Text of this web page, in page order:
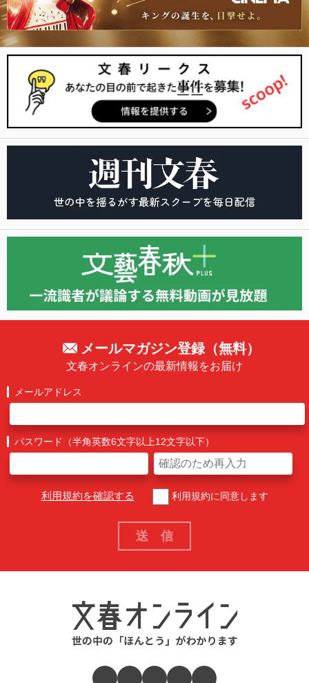
メールマガジン登録（無料）
文春オンラインの最新情報をお届け
メールアドレス
パスワード（半角英数6文字以上12文字以下）
利用規約を確認する 利用規約に同意します